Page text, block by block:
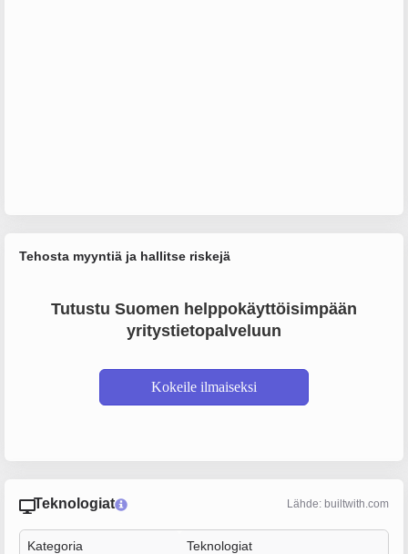
Tehosta myyntiä ja hallitse riskejä
Tutustu Suomen helppokäyttöisimpään
yritystietopalveluun
Kokeile ilmaiseksi
Teknologiat Lähde: builtwith.com
Kategoria Teknologiat